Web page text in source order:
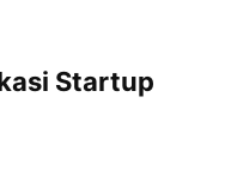
Startup